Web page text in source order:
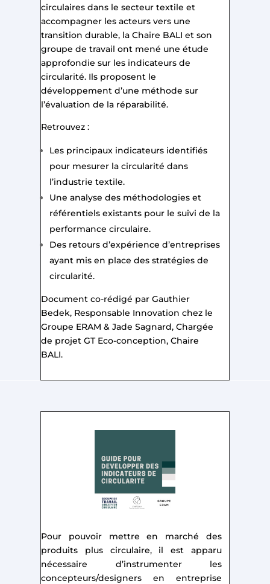
circulaires dans le secteur textile et
accompagner les acteurs vers une
transition durable, la Chaire BALI et son
groupe de travail ont mené une étude
approfondie sur les indicateurs de
circularité. Ils proposent le
développement d’une méthode sur
l’évaluation de la réparabilité.
Retrouvez :
Les principaux indicateurs identifiés
pour mesurer la circularité dans
l’industrie textile.
Une analyse des méthodologies et
référentiels existants pour le suivi de la
performance circulaire.
Des retours d’expérience d’entreprises
ayant mis en place des stratégies de
circularité.
Document co-rédigé par Gauthier
Bedek, Responsable Innovation chez le
Groupe ERAM & Jade Sagnard, Chargée
de projet GT Eco-conception, Chaire
BALI.
Pour pouvoir mettre en marché des
produits plus circulaire, il est apparu
nécessaire d’instrumenter les
concepteurs/designers en entreprise